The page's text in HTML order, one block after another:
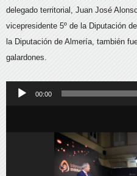
delegado territorial, Juan José
vicepresidente 5º de la Diputación
la Diputación de Almería, también
galardones.
Reproductor
00:00